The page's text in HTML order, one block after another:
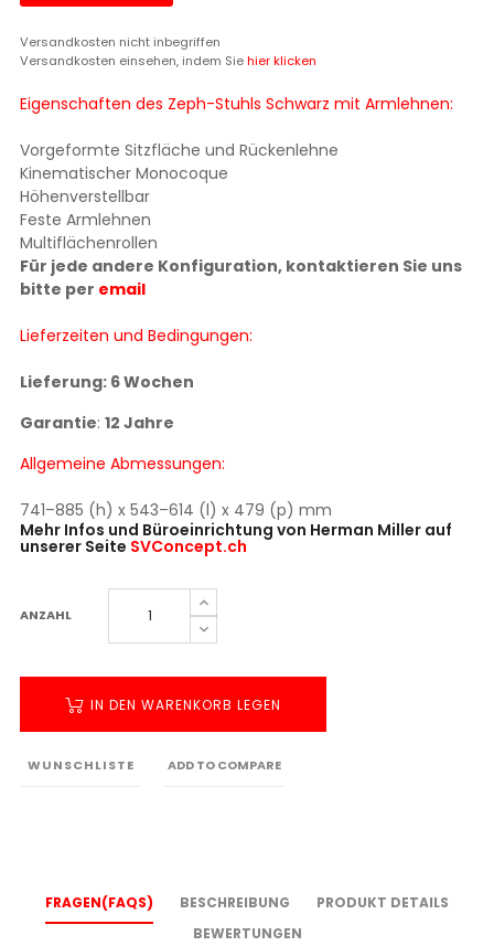
Versandkosten nicht inbegriffen
Versandkosten einsehen, indem Siehier klicken
Eigenschaften des Zeph-Stuhls Schwarz mit Armlehnen:
Vorgeformte Sitzfläche und Rückenlehne
Kinematischer Monocoque
Höhenverstellbar
Feste Armlehnen
Multiflächenrollen
Für jede andere Konfiguration, kontaktieren Sie uns
bitte per email
Lieferzeiten und Bedingungen:
Lieferung: 6 Wochen
Garantie: 12 Jahre
Allgemeine Abmessungen:
741–885 (h) x 543–614 (l) x 479 (p) mm
Mehr Infos und Büroeinrichtung von Herman Miller auf
unserer Seite SVConcept.ch
ANZAHL
IN DEN WARENKORB LEGEN
WUNSCHLISTE ADD TO COMPARE
FRAGEN(FAQS) BESCHREIBUNG
PRODUKT DETAILS
BEWERTUNGEN